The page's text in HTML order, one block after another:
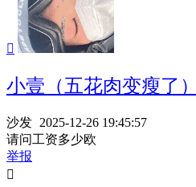

小壹（五花肉变瘦了）
沙发 2025-12-26 19:45:57
请问工资多少欧
举报
